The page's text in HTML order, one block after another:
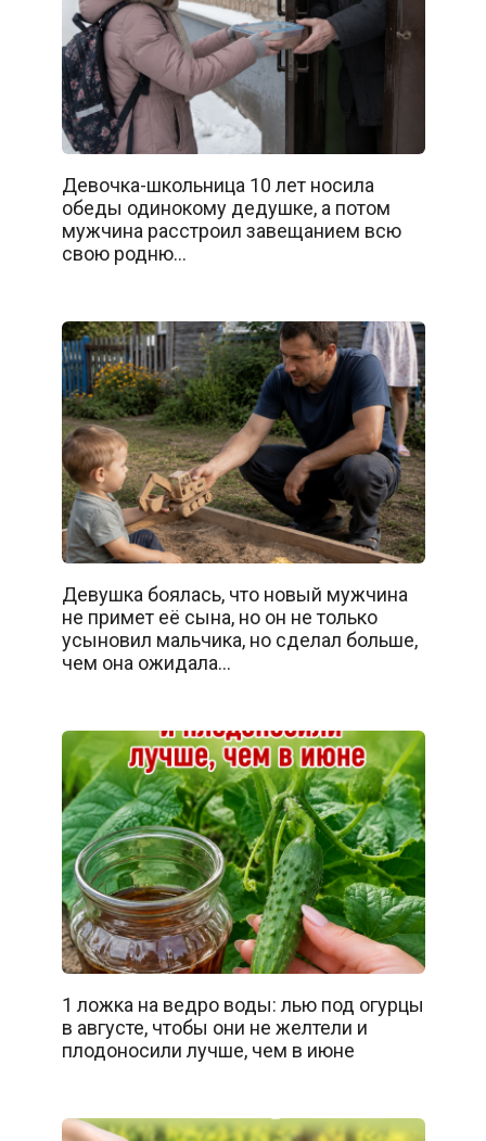
Девочка-школьница 10 лет носила
обеды одинокому дедушке, а потом
мужчина расстроил завещанием всю
свою родню…
Девушка боялась, что новый мужчина
не примет её сына, но он не только
усыновил мальчика, но сделал больше,
чем она ожидала…
1 ложка на ведро воды: лью под огурцы
в августе, чтобы они не желтели и
плодоносили лучше, чем в июне